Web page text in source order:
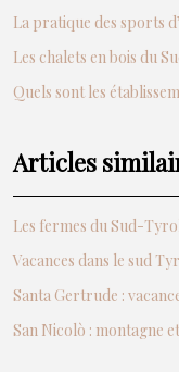
La pratique des sports
Les chalets en bois du
Quels sont les
Articles
Les fermes du Sud-
Vacances dans le sud
Santa Gertrude :
San Nicolò : montagne